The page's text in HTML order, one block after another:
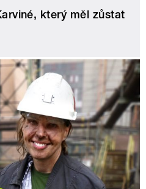
který měl zůstat